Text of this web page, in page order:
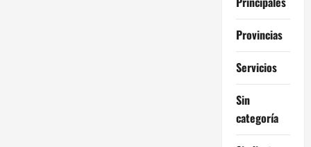
Provincias
Servicios
Sin
categoría